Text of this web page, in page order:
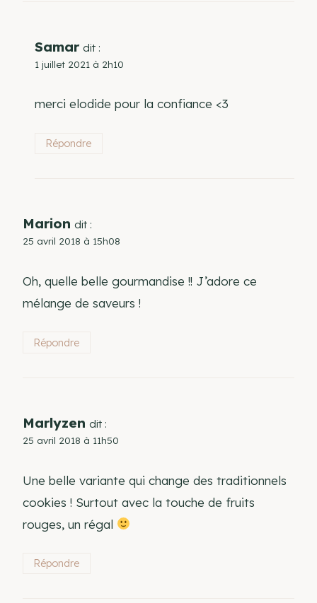
Samar dit :
1 juillet 2021 à 2h10
merci elodide pour la confiance <3
Répondre
Marion dit :
25 avril 2018 à 15h08
Oh, quelle belle gourmandise !! J’adore ce
mélange de saveurs !
Répondre
Marlyzen dit :
25 avril 2018 à 11h50
Une belle variante qui change des traditionnels
cookies ! Surtout avec la touche de fruits
rouges, un régal
Répondre